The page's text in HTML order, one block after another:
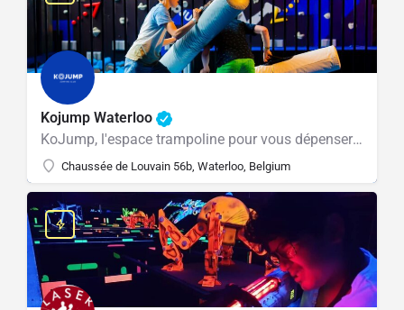
Kojump Waterloo
KoJump, l'espace trampoline pour vous dépenser en sautant dans tous les sens
Chaussée de Louvain 56b, Waterloo, Belgium